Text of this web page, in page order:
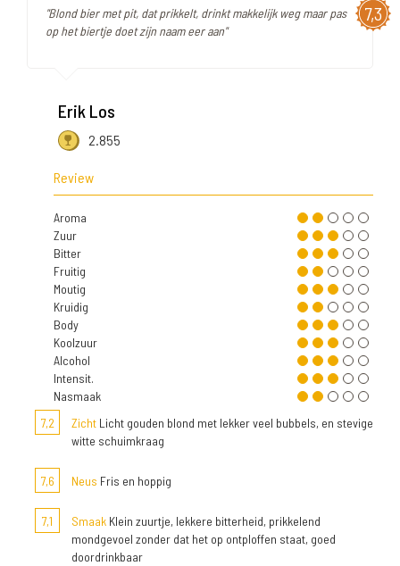
7,3
"Blond bier met pit, dat prikkelt, drinkt makkelijk weg maar pas
op het biertje doet zijn naam eer aan"
Erik Los
2.855
Review
Aroma
Zuur
Bitter
Fruitig
Moutig
Kruidig
Body
Koolzuur
Alcohol
Intensit.
Nasmaak
7,2
Zicht Licht gouden blond met lekker veel bubbels, en stevige
witte schuimkraag
7,6 Neus Fris en hoppig
7,1 Smaak Klein zuurtje, lekkere bitterheid, prikkelend
mondgevoel zonder dat het op ontploffen staat, goed
doordrinkbaar